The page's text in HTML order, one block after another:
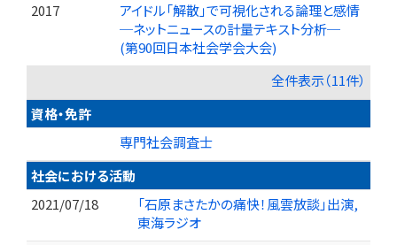
2017
アイドル「解散」で可視化される論理と感情
─ネットニュースの計量テキスト分析─
(第90回日本社会学会大会)
全件表示（11件）
資格・免許
専門社会調査士
社会における活動
2021/07/18
「石原まさたかの痛快！風雲放談」出演,
東海ラジオ